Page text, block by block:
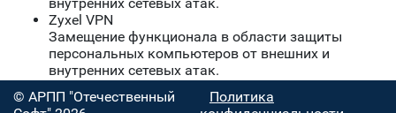
Zyxel VPN
Замещение функционала в области защиты
персональных компьютеров от внешних и
внутренних сетевых атак.
© АРПП "Отечественный
Политика